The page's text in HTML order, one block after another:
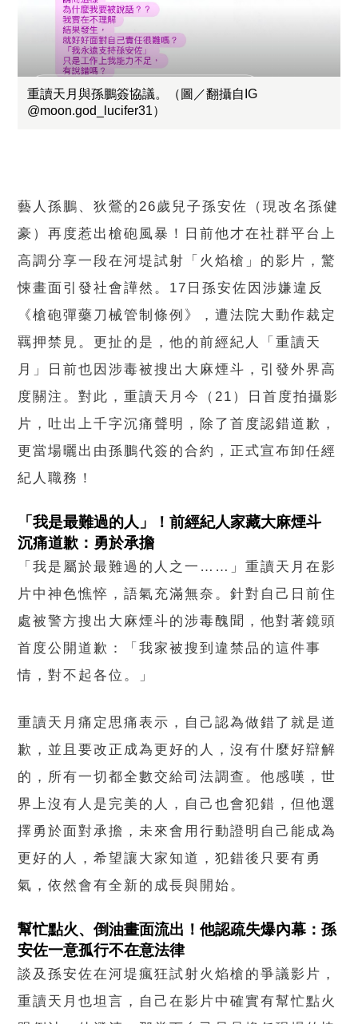
重讀天月與孫鵬簽協議。（圖／翻攝自IG
@moon.god_lucifer31）
藝人孫鵬、狄鶯的26歲兒子孫安佐（現改名孫健
豪）再度惹出槍砲風暴！日前他才在社群平台上
高調分享一段在河堤試射「火焰槍」的影片，驚
悚畫面引發社會譁然。17日孫安佐因涉嫌違反
《槍砲彈藥刀械管制條例》，遭法院大動作裁定
羈押禁見。更扯的是，他的前經紀人「重讀天
月」日前也因涉毒被搜出大麻煙斗，引發外界高
度關注。對此，重讀天月今（21）日首度拍攝影
片，吐出上千字沉痛聲明，除了首度認錯道歉，
更當場曬出由孫鵬代簽的合約，正式宣布卸任經
紀人職務！
「我是最難過的人」！前經紀人家藏大麻煙斗
沉痛道歉：勇於承擔
「我是屬於最難過的人之一……」重讀天月在影
片中神色憔悴，語氣充滿無奈。針對自己日前住
處被警方搜出大麻煙斗的涉毒醜聞，他對著鏡頭
首度公開道歉：「我家被搜到違禁品的這件事
情，對不起各位。」
重讀天月痛定思痛表示，自己認為做錯了就是道
歉，並且要改正成為更好的人，沒有什麼好辯解
的，所有一切都全數交給司法調查。他感嘆，世
界上沒有人是完美的人，自己也會犯錯，但他選
擇勇於面對承擔，未來會用行動證明自己能成為
更好的人，希望讓大家知道，犯錯後只要有勇
氣，依然會有全新的成長與開始。
幫忙點火、倒油畫面流出！他認疏失爆內幕：孫
安佐一意孤行不在意法律
談及孫安佐在河堤瘋狂試射火焰槍的爭議影片，
重讀天月也坦言，自己在影片中確實有幫忙點火